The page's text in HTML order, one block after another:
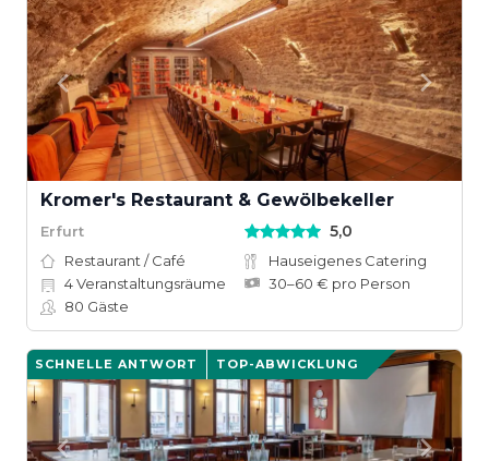
Kromer's Restaurant & Gewölbekeller
Erfurt 5,0
Restaurant / Café
Hauseigenes Catering
4Veranstaltungsräume
30–60 € pro Person
80 Gäste
SCHNELLE ANTWORT TOP-ABWICKLUNG